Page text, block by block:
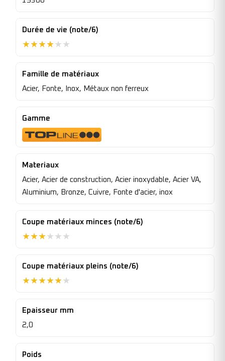
Durée de vie (note/6)
★★★★★ ★
Famille de matériaux
Acier, Fonte, Inox, Métaux non ferreux
Gamme
Materiaux
Acier, Acier de construction, Acier inoxydable, Acier VA,
Aluminium, Bronze, Cuivre, Fonte d'acier, inox
Coupe matériaux minces (note/6)
★★★★ ★ ★
Coupe matériaux pleins (note/6)
★★★★★★
Epaisseur mm
2,0
Poids